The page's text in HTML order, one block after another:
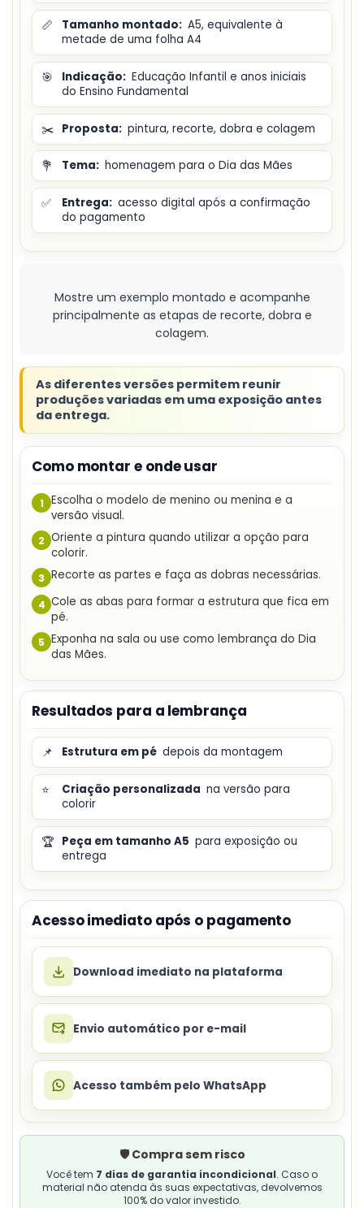
📏 Tamanho montado: A5, equivalente à
metade de uma folha A4
🎯 Indicação: Educação Infantil e anos iniciais
do Ensino Fundamental
✂️ Proposta: pintura, recorte, dobra e colagem
💐 Tema: homenagem para o Dia das Mães
✅ Entrega: acesso digital após a confirmação
do pagamento
Mostre um exemplo montado e acompanhe
principalmente as etapas de recorte, dobra e
colagem.
As diferentes versões permitem reunir
produções variadas em uma exposição antes
da entrega.
Como montar e onde usar
1 Escolha o modelo de menino ou menina e a
versão visual.
2 Oriente a pintura quando utilizar a opção para
colorir.
3 Recorte as partes e faça as dobras necessárias.
4 Cole as abas para formar a estrutura que fica em
pé.
5 Exponha na sala ou use como lembrança do Dia
das Mães.
Resultados para a lembrança
📌 Estrutura em pé depois da montagem
⭐ Criação personalizada na versão para
colorir
🏆 Peça em tamanho A5 para exposição ou
entrega
Acesso imediato após o pagamento
Download imediato na plataforma
Envio automático por e-mail
Acesso também pelo WhatsApp
🛡️ Compra sem risco
Você tem 7 dias de garantia incondicional. Caso o
material não atenda às suas expectativas, devolvemos
100% do valor investido.